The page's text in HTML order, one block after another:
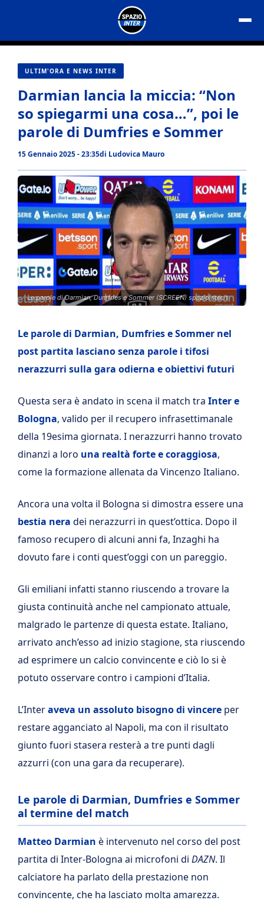
contenuto
ULTIM'ORA E NEWS INTER
Darmian lancia la miccia: “Non
so spiegarmi una cosa…”, poi le
parole di Dumfries e Sommer
15 Gennaio 2025 - 23:35di Ludovica Mauro
Le parole di Darmian, Dumfries e Sommer (SCREEN) spaziointer.it
Le parole di Darmian, Dumfries e Sommer nel
post partita lasciano senza parole i tifosi
nerazzurri sulla gara odierna e obiettivi futuri
Questa sera è andato in scena il match tra Inter e
Bologna, valido per il recupero infrasettimanale
della 19esima giornata. I nerazzurri hanno trovato
dinanzi a loro una realtà forte e coraggiosa,
come la formazione allenata da Vincenzo Italiano.
Ancora una volta il Bologna si dimostra essere una
bestia nera dei nerazzurri in quest’ottica. Dopo il
famoso recupero di alcuni anni fa, Inzaghi ha
dovuto fare i conti quest’oggi con un pareggio.
Gli emiliani infatti stanno riuscendo a trovare la
giusta continuità anche nel campionato attuale,
malgrado le partenze di questa estate. Italiano,
arrivato anch’esso ad inizio stagione, sta riuscendo
ad esprimere un calcio convincente e ciò lo si è
potuto osservare contro i campioni d’Italia.
L’Interaveva un assoluto bisogno di vincere per
restare agganciato al Napoli, ma con il risultato
giunto fuori stasera resterà a tre punti dagli
azzurri (con una gara da recuperare).
Le parole di Darmian, Dumfries e Sommer
al termine del match
Matteo Darmian è intervenuto nel corso del post
partita di Inter-Bologna ai microfoni di DAZN. Il
calciatore ha parlato della prestazione non
convincente, che ha lasciato molta amarezza.